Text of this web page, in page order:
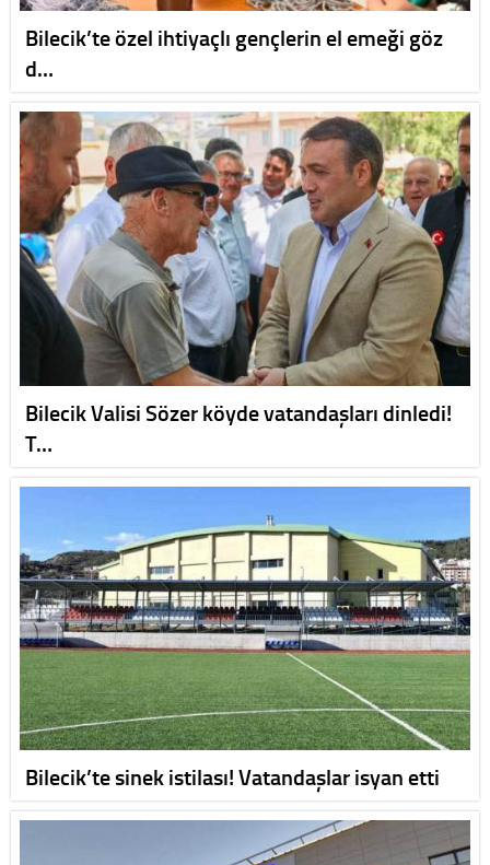
Bilecik’te özel ihtiyaçlı gençlerin el emeği göz
d…
Bilecik Valisi Sözer köyde vatandaşları dinledi!
T…
Bilecik’te sinek istilası! Vatandaşlar isyan etti